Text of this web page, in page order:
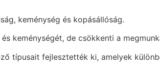
keménység és kopásállóság.
keménységét, de csökkenti a
típusait fejlesztették ki, amelyek